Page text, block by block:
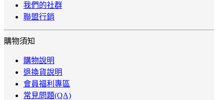
我們的社群
聯盟行銷
購物須知
購物說明
退換貨說明
會員福利專區
常見問題(QA)